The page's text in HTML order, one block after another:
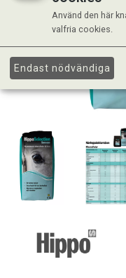
Använd den här
valfria cookies.
Endast nödvändiga